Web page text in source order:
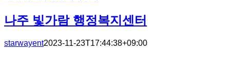
나주 빛가람 행정복지센터
starwayent2023-11-23T17:44:38+09:00